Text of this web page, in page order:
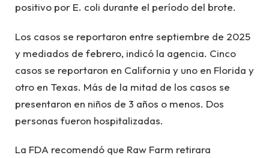
positivo por E. coli durante el período del brote.
Los casos se reportaron entre septiembre de 2025
y mediados de febrero, indicó la agencia. Cinco
casos se reportaron en California y uno en Florida y
otro en Texas. Más de la mitad de los casos se
presentaron en niños de 3 años o menos. Dos
personas fueron hospitalizadas.
La FDA recomendó que Raw Farm retirara